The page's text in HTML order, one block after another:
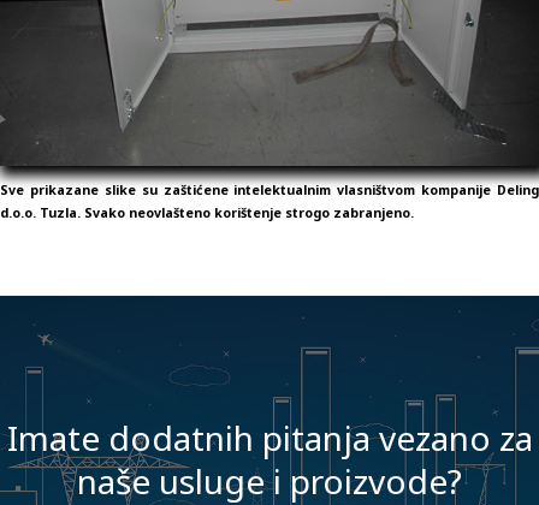
Sve prikazane slike su zaštićene intelektualnim vlasništvom kompanije Deling
d.o.o. Tuzla. Svako neovlašteno korištenje strogo zabranjeno.
Imate dodatnih pitanja vezano za
naše usluge i proizvode?